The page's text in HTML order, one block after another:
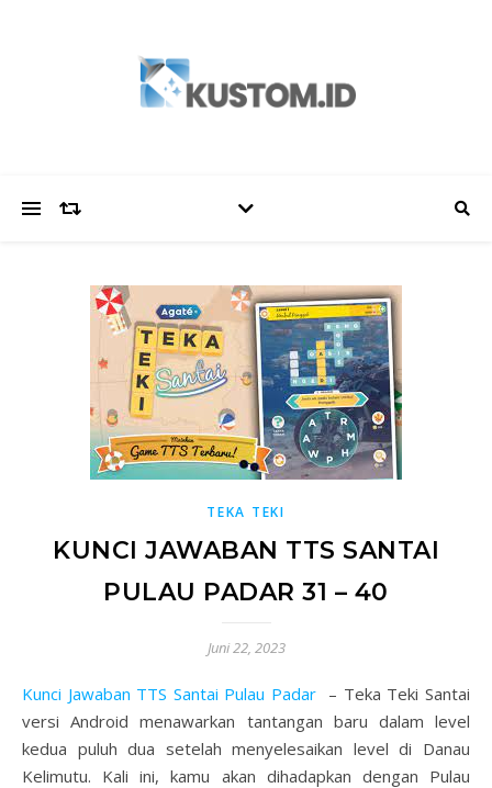
TEKA TEKI
KUNCI JAWABAN TTS SANTAI
PULAU PADAR 31 – 40
Juni 22, 2023
Kunci Jawaban TTS Santai Pulau Padar – Teka Teki Santai
versi Android menawarkan tantangan baru dalam level
kedua puluh dua setelah menyelesaikan level di Danau
Kelimutu. Kali ini, kamu akan dihadapkan dengan Pulau